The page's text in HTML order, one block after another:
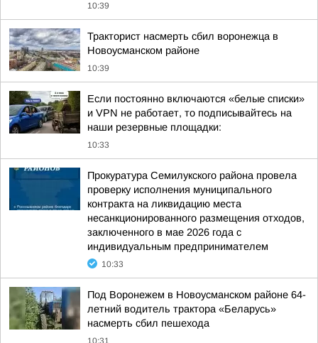
10:39
Тракторист насмерть сбил воронежца в
Новоусманском районе
10:39
Если постоянно включаются «белые списки»
и VPN не работает, то подписывайтесь на
наши резервные площадки:
10:33
Прокуратура Семилукского района провела
проверку исполнения муниципального
контракта на ликвидацию места
несанкционированного размещения отходов,
заключенного в мае 2026 года с
индивидуальным предпринимателем
10:33
Под Воронежем в Новоусманском районе 64-
летний водитель трактора «Беларусь»
насмерть сбил пешехода
10:31